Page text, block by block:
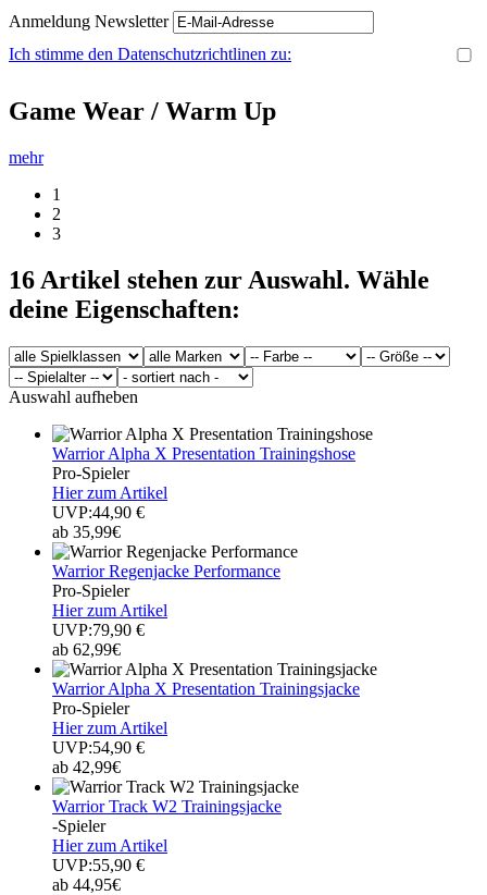
Anmeldung Newsletter
Ich stimme den Datenschutzrichtlinen zu:
Game Wear / Warm Up
mehr
1
2
3
16 Artikel stehen zur Auswahl. Wähle
deine Eigenschaften:
Auswahl aufheben
Warrior Alpha X Presentation Trainingshose
Pro-Spieler
Hier zum Artikel
UVP:44,90 €
ab 35,99€
Warrior Regenjacke Performance
Pro-Spieler
Hier zum Artikel
UVP:79,90 €
ab 62,99€
Warrior Alpha X Presentation Trainingsjacke
Pro-Spieler
Hier zum Artikel
UVP:54,90 €
ab 42,99€
Warrior Track W2 Trainingsjacke
-Spieler
Hier zum Artikel
UVP:55,90 €
ab 44,95€